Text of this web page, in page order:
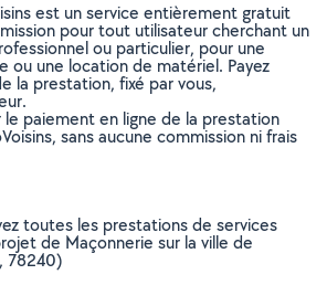
est un service entièrement gratuit
pour tout utilisateur cherchant un
ou particulier, pour une
ou une location de matériel. Payez
la prestation, fixé par vous,
le paiement en ligne de la prestation
sans aucune commission ni frais
toutes les prestations de services
de Maçonnerie sur la ville de
78240)